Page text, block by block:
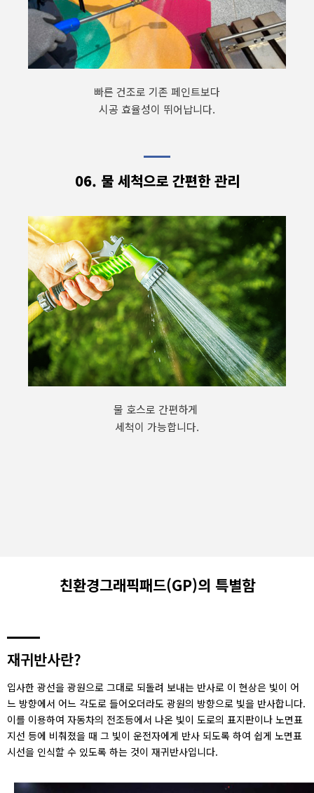
빠른 건조로 기존 페인트보다
시공 효율성이 뛰어납니다.
06. 물 세척으로 간편한 관리
물 호스로 간편하게
세척이 가능합니다.
친환경그래픽패드(GP)의 특별함
재귀반사란?
입사한 광선을 광원으로 그대로 되돌려 보내는 반사로 이 현상은 빛이 어
느 방향에서 어느 각도로 들어오더라도 광원의 방향으로 빛을 반사합니다.
이를 이용하여 자동차의 전조등에서 나온 빛이 도로의 표지판이나 노면표
지선 등에 비춰졌을 때 그 빛이 운전자에게 반사 되도록 하여 쉽게 노면표
시선을 인식할 수 있도록 하는 것이 재귀반사입니다.